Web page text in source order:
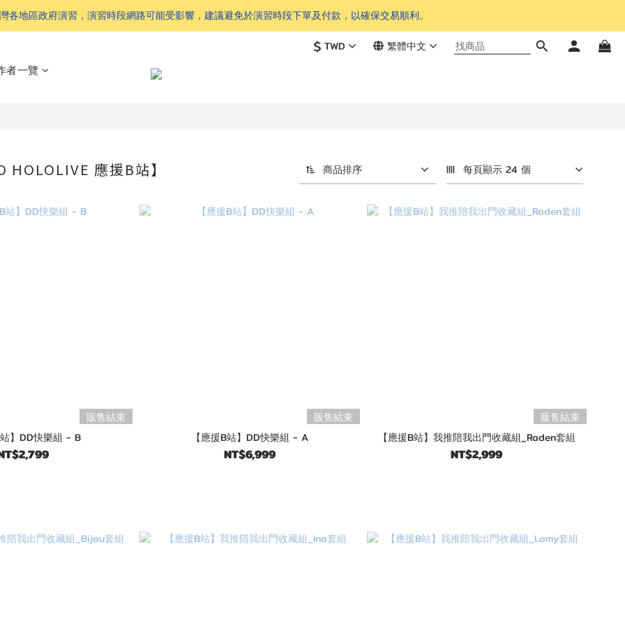
地區政府演習，演習時段網路可能受影響，建議避免於演習時段下單及付款，以確保交易順利。
$ TWD 繁體中文
者一覽
HOLOLIVE 應援B站】 商品排序 每頁顯示 24 個
販售結束
】DD快樂組 - B
販售結束
【應援B站】DD快樂組 - A
NT$6,999
販售結束
【應援B站】我推陪我出門收藏組_Raden套組
NT$2,999